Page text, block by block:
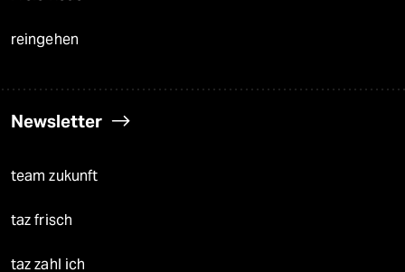
reingehen
Newsletter
team zukunft
taz frisch
taz zahl ich